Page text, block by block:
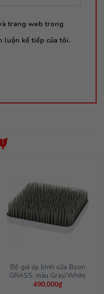
trang web trong
luận kế tiếp của tôi.
Bộ giá úp bình sữa Boon
GRASS, màu Gray/White
490,000₫